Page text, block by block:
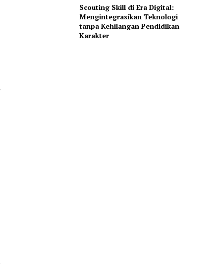
Scouting Skill di Era Digital:
Mengintegrasikan Teknologi
tanpa Kehilangan Pendidikan
Karakter